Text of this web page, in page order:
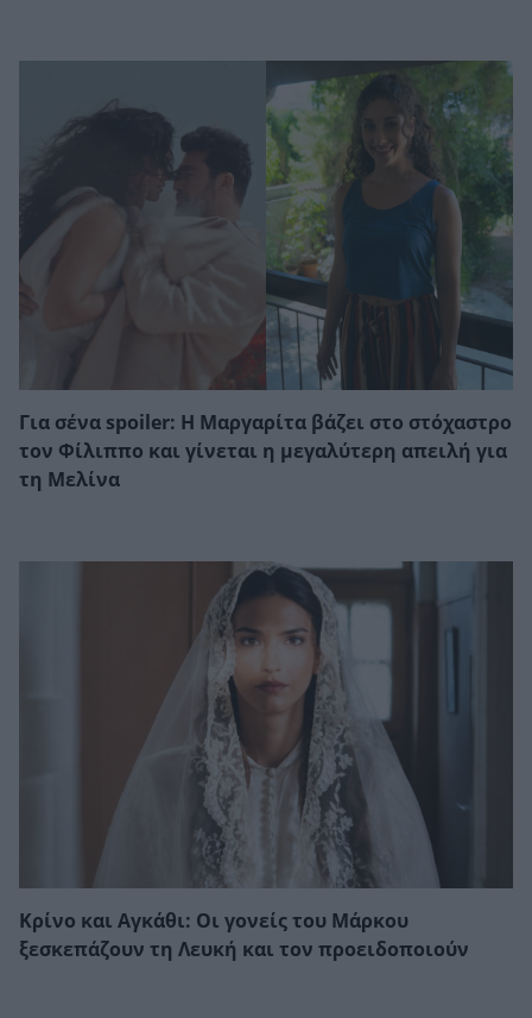
Για σένα spoiler: Η Μαργαρίτα βάζει στο στόχαστρο
τον Φίλιππο και γίνεται η μεγαλύτερη απειλή για
τη Μελίνα
Κρίνο και Αγκάθι: Οι γονείς του Μάρκου
ξεσκεπάζουν τη Λευκή και τον προειδοποιούν